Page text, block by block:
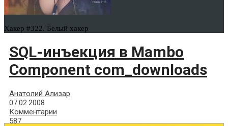
Хакер #322. Белый хакер
SQL-инъекция в Mambo
Component com_downloads
Анатолий Ализар
07.02.2008
Комментарии
587